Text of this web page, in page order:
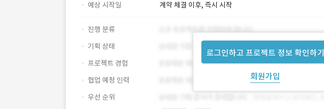
로그인하고 프로젝트 정보 확인하기
회원가입
예상 시작일 계약 체결 이후, 즉시 시작
진행 분류
기획 상태
프로젝트 경험
협업 예정 인력
우선 순위